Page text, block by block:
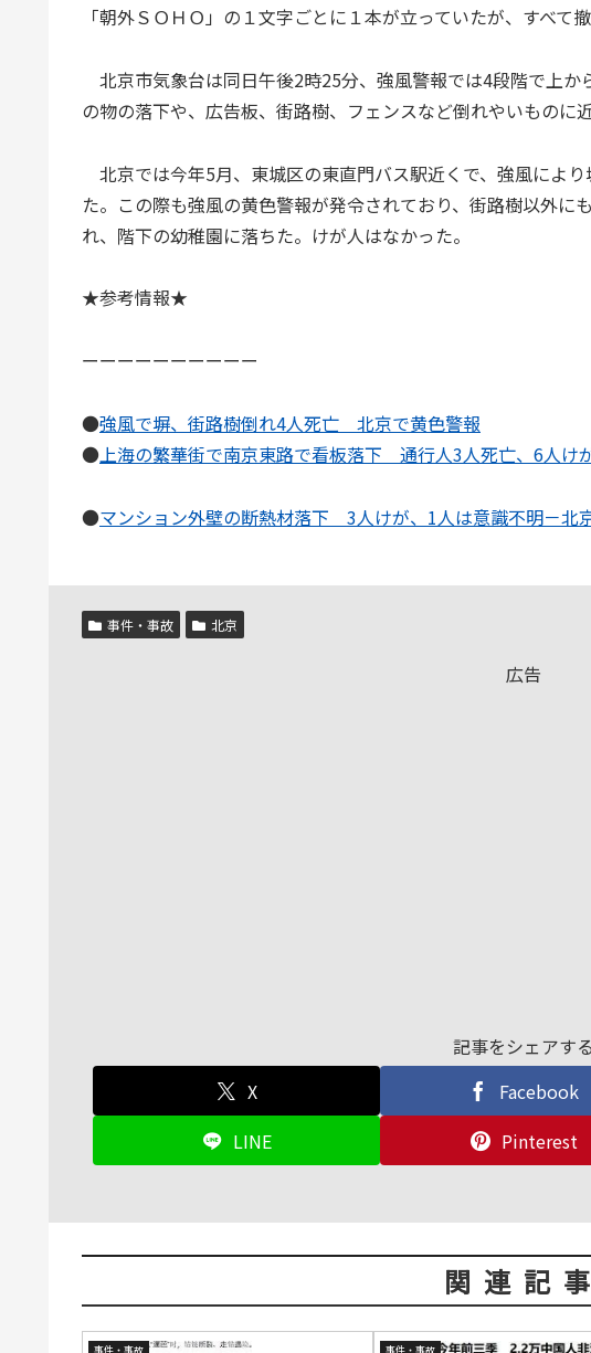
「朝外ＳＯＨＯ」の１文字ごとに１本が立っていたが、すべて撤
北京市気象台は同日午後2時25分、強風警報では4段階で上
の物の落下や、広告板、街路樹、フェンスなど倒れやいものに
北京では今年5月、東城区の東直門バス駅近くで、強風によ
た。この際も強風の黄色警報が発令されており、街路樹以外に
れ、階下の幼稚園に落ちた。けが人はなかった。
★参考情報★
ーーーーーーーーーー
●強風で塀、街路樹倒れ4人死亡 北京で黄色警報
●上海の繁華街で南京東路で看板落下 通行人3人死亡、6人
●マンション外壁の断熱材落下 3人けが、1人は意識不明－北
事件・事故 北京
広告
記事をシェアする
X
Facebook
LINE
Pinterest
関連記事